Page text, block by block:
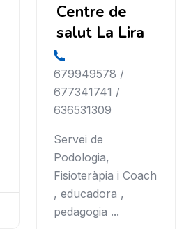
Centre de
salut La Lira
679949578 /
677341741 /
636531309
Servei de
Podologia,
Fisioteràpia i Coach
, educadora ,
pedagogia ...